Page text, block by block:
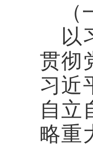
以
贯彻
习近
自立
略重